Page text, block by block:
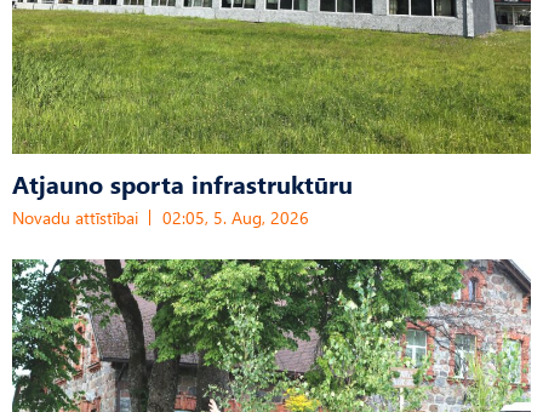
Atjauno sporta infrastruktūru
Novadu attīstībai 02:05, 5. Aug, 2026